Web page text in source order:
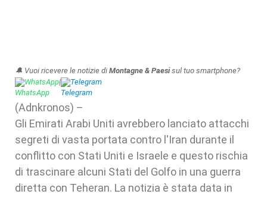
🔔 Vuoi ricevere le notizie di Montagne & Paesisul tuo smartphone?
WhatsApp| Telegram
(Adnkronos) –
Gli Emirati Arabi Uniti avrebbero lanciato attacchi
segreti di vasta portata contro l'Iran durante il
conflitto con Stati Uniti e Israele e questo rischia
di trascinare alcuni Stati del Golfo in una guerra
diretta con Teheran. La notizia è stata data in